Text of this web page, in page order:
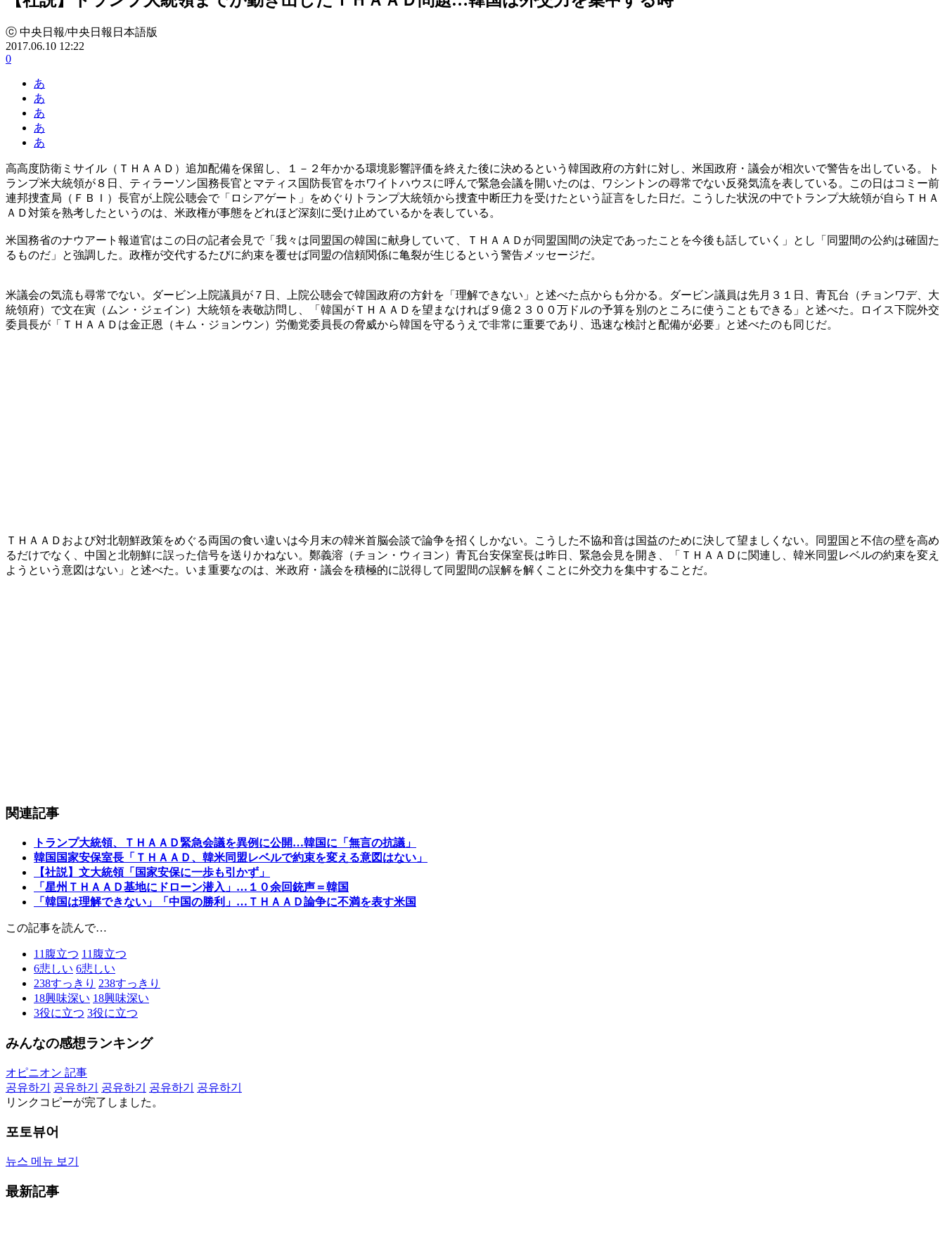
ⓒ 中央日報/中央日報日本語版
2017.06.10 12:22
0
あ
あ
あ
あ
あ
高高度防衛ミサイル（ＴＨＡＡＤ）追加配備を保留し、１－２年かかる環境影響評価を終えた後に決めるという韓国政府の方針に対し、米国政府・議会が相次いで警告を出している。ト
ランプ米大統領が８日、ティラーソン国務長官とマティス国防長官をホワイトハウスに呼んで緊急会議を開いたのは、ワシントンの尋常でない反発気流を表している。この日はコミー前
連邦捜査局（ＦＢＩ）長官が上院公聴会で「ロシアゲート」をめぐりトランプ大統領から捜査中断圧力を受けたという証言をした日だ。こうした状況の中でトランプ大統領が自らＴＨＡ
ＡＤ対策を熟考したというのは、米政権が事態をどれほど深刻に受け止めているかを表している。
米国務省のナウアート報道官はこの日の記者会見で「我々は同盟国の韓国に献身していて、ＴＨＡＡＤが同盟国間の決定であったことを今後も話していく」とし「同盟間の公約は確固た
るものだ」と強調した。政権が交代するたびに約束を覆せば同盟の信頼関係に亀裂が生じるという警告メッセージだ。
米議会の気流も尋常でない。ダービン上院議員が７日、上院公聴会で韓国政府の方針を「理解できない」と述べた点からも分かる。ダービン議員は先月３１日、青瓦台（チョンワデ、大
統領府）で文在寅（ムン・ジェイン）大統領を表敬訪問し、「韓国がＴＨＡＡＤを望まなければ９億２３００万ドルの予算を別のところに使うこともできる」と述べた。ロイス下院外交
委員長が「ＴＨＡＡＤは金正恩（キム・ジョンウン）労働党委員長の脅威から韓国を守るうえで非常に重要であり、迅速な検討と配備が必要」と述べたのも同じだ。
ＴＨＡＡＤおよび対北朝鮮政策をめぐる両国の食い違いは今月末の韓米首脳会談で論争を招くしかない。こうした不協和音は国益のために決して望ましくない。同盟国と不信の壁を高め
るだけでなく、中国と北朝鮮に誤った信号を送りかねない。鄭義溶（チョン・ウィヨン）青瓦台安保室長は昨日、緊急会見を開き、「ＴＨＡＡＤに関連し、韓米同盟レベルの約束を変え
ようという意図はない」と述べた。いま重要なのは、米政府・議会を積極的に説得して同盟間の誤解を解くことに外交力を集中することだ。
関連記事
トランプ大統領、ＴＨＡＡＤ緊急会議を異例に公開…韓国に「無言の抗議」
韓国国家安保室長「ＴＨＡＡＤ、韓米同盟レベルで約束を変える意図はない」
【社説】文大統領「国家安保に一歩も引かず」
「星州ＴＨＡＡＤ基地にドローン潜入」…１０余回銃声＝韓国
「韓国は理解できない」「中国の勝利」…ＴＨＡＡＤ論争に不満を表す米国
この記事を読んで…
11 腹立つ 11 腹立つ
6悲しい 6悲しい
238すっきり 238すっきり
18興味深い 18興味深い
3役に立つ 3役に立つ
みんなの感想ランキング
オピニオン 記事
공유하기
공유하기 공유하기 공유하기
공유하기
リンクコピーが完了しました。
포토뷰어
뉴스 메뉴 보기
最新記事